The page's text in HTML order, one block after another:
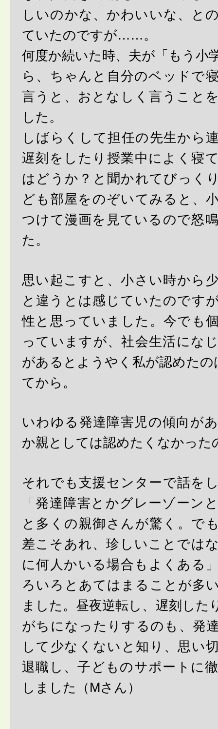
しいのかな、かわいいな、と
ていたのですが……。
何度か続いた時、夫が「もう小
ら、ちゃんと自分のベッドで
言うと、おとなしく言うこと
した。
しばらくして担任の先生から
遅刻をしたり授業中によく寝
はどうか？と聞かれてびっく
ども部屋をのぞいてみると、
つけて漫画を見ているので怒
た。
思い起こすと、小さい時から
と違うとは感じていたのです
性と思っていました。今でも
っていますが、社会生活にな
があるとようやく私が認めたの
てから。
いわゆる発達障害児の傾向が
か親としては認めたくなかった
それでも支援センターで話を
「発達障害とかグレーゾーン
と多くの親御さんが驚く。で
差こそあれ、珍しいことでは
に何人かいる場合もよくある
ろいろとあてはまることが多
ました。昼夜逆転し、遅刻した
がちになったりするのも、発
して少なくないと知り、思い
退職し、子どものサポートに
しました（Mさん）